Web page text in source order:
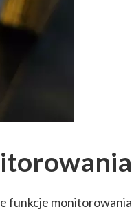
funkcje monitorowania